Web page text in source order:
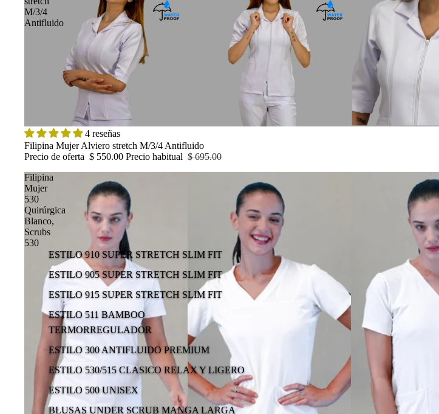
ESTILO 910 SUPER STRETCH SLIM FIT
ESTILO 905 SUPER STRETCH SLIM FIT
ESTILO 915 SUPER STRETCH SLIM FIT
ESTILO 511 BAMBOO
TERMORREGULADOR
ESTILO 300 ANTIFLUIDO PREMIUM
ESTILO 530/515 CLASICO RELAX Y LIGERO
ESTILO 500 UNISEX
BLUSAS UNDER SCRUB MANGA LARGA
M/3/4
Antifluido
OFERTA
4 reseñas
Filipina Mujer Alviero stretch M/3/4 Antifluido
Precio de oferta $ 550.00 Precio habitual $ 695.00
Filipina
Mujer
530
Quirúrgica
Blanco,
Scrubs
530